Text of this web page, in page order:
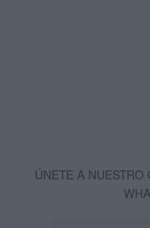
ÚNETE A NUESTRO